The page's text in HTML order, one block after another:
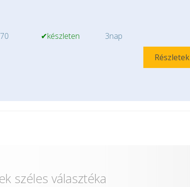
✔készleten
3nap
Részletek
széles választéka